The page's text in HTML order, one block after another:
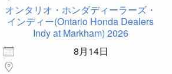
オンタリオ・ホンダディーラーズ・
インディー(Ontario Honda Dealers
Indy at Markham) 2026
8月14日